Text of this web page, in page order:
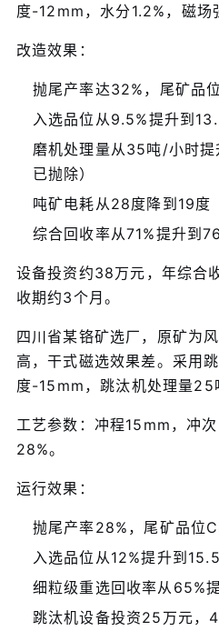
度-12mm，水分1.2%，磁场
改造效果：
抛尾产率达32%，尾矿品
入选品位从9.5%提升到
磨机处理量从35吨/小时
已抛除）
吨矿电耗从28度降到19度
综合回收率从71%提升到
设备投资约38万元，年综合
收期约3个月。
四川省某铬矿选厂，原矿为
高，干式磁选效果差。采用
度-15mm，跳汰机处理量25
工艺参数：冲程15mm，冲
28%。
运行效果：
抛尾产率28%，尾矿品位
入选品位从12%提升到
细粒级重选回收率从65%
跳汰机设备投资25万元，